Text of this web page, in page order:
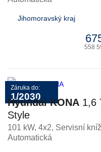
Jihomoravský kraj
558
Záruka do:
1/2030
Hyundai KONA 1,6
Style
101 kW, 4x2, Servisní
Automatická